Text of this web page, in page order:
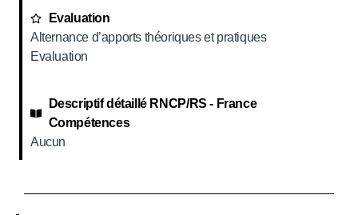
Evaluation
Alternance d’apports théoriques et pratiques
Evaluation
Descriptif détaillé RNCP/RS - France
Compétences
Aucun